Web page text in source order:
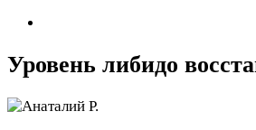
Уровень либидо